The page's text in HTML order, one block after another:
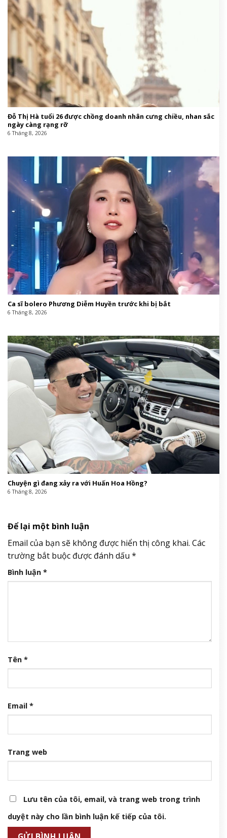
Đỗ Thị Hà tuổi 26 được chồng doanh nhân cưng chiều, nhan sắc
ngày càng rạng rỡ
6 Tháng 8, 2026
Ca sĩ bolero Phương Diễm Huyền trước khi bị bắt
6 Tháng 8, 2026
Chuyện gì đang xảy ra với Huấn Hoa Hồng?
6 Tháng 8, 2026
Để lại một bình luận
Email của bạn sẽ không được hiển thị công khai. Các
trường bắt buộc được đánh dấu *
Bình luận *
Tên *
Email *
Trang web
Lưu tên của tôi, email, và trang web trong trình
duyệt này cho lần bình luận kế tiếp của tôi.